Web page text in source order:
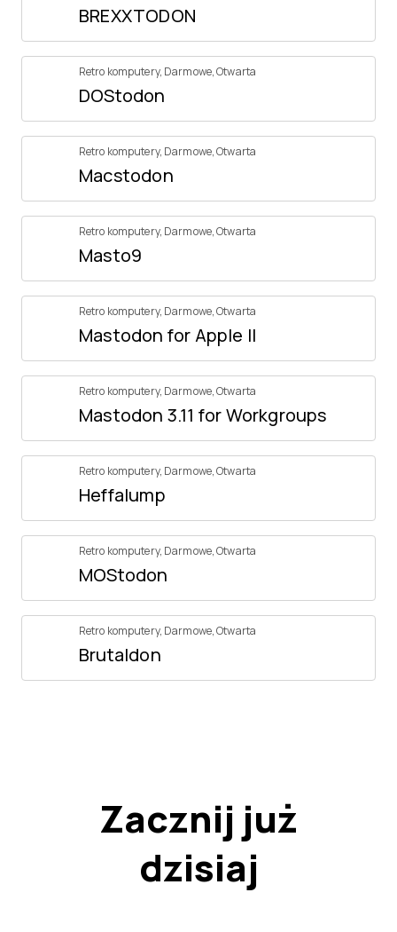
BREXXTODON
Retro komputery, Darmowe,Otwarta
DOStodon
Retro komputery, Darmowe,Otwarta
Macstodon
Retro komputery, Darmowe,Otwarta
Masto9
Retro komputery, Darmowe,Otwarta
Mastodon for Apple II
Retro komputery, Darmowe,Otwarta
Mastodon 3.11 for Workgroups
Retro komputery, Darmowe,Otwarta
Heffalump
Retro komputery, Darmowe,Otwarta
MOStodon
Retro komputery, Darmowe,Otwarta
Brutaldon
Zacznij już
dzisiaj